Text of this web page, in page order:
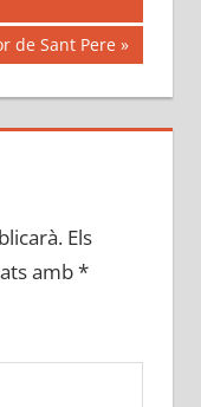
de Sant Pere
Els
amb*